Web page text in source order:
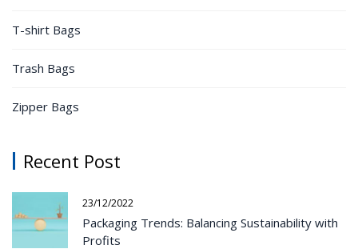
T-shirt Bags
Trash Bags
Zipper Bags
Recent Post
23/12/2022
Packaging Trends: Balancing Sustainability with
Profits